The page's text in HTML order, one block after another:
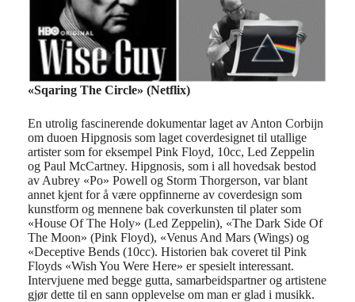
«Sqaring The Circle» (Netflix)
En utrolig fascinerende dokumentar laget av Anton Corbijn
om duoen Hipgnosis som laget coverdesignet til utallige
artister som for eksempel Pink Floyd, 10cc, Led Zeppelin
og Paul McCartney. Hipgnosis, som i all hovedsak bestod
av Aubrey «Po» Powell og Storm Thorgerson, var blant
annet kjent for å være oppfinnerne av coverdesign som
kunstform og mennene bak coverkunsten til plater som
«House Of The Holy» (Led Zeppelin), «The Dark Side Of
The Moon» (Pink Floyd), «Venus And Mars (Wings) og
«Deceptive Bends (10cc). Historien bak coveret til Pink
Floyds «Wish You Were Here» er spesielt interessant.
Intervjuene med begge gutta, samarbeidspartner og artistene
gjør dette til en sann opplevelse om man er glad i musikk.